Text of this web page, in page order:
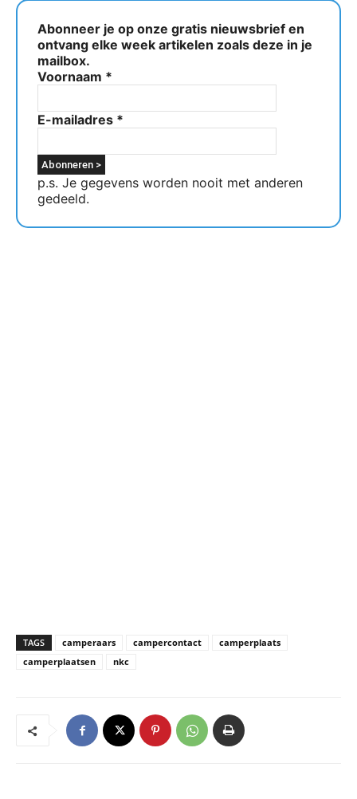
Abonneer je op onze gratis nieuwsbrief en
ontvang elke week artikelen zoals deze in je
mailbox.
Voornaam *
E-mailadres *
p.s. Je gegevens worden nooit met anderen
gedeeld.
TAGS camperaars campercontact
camperplaats
camperplaatsen
nkc